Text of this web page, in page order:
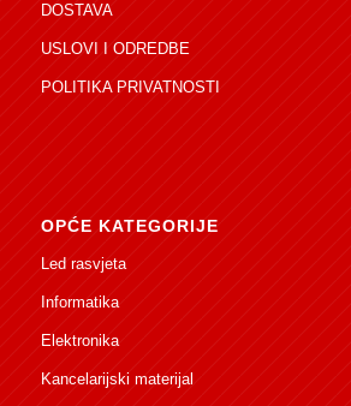
DOSTAVA
USLOVI I ODREDBE
POLITIKA PRIVATNOSTI
OPĆE KATEGORIJE
Led rasvjeta
Informatika
Elektronika
Kancelarijski materijal